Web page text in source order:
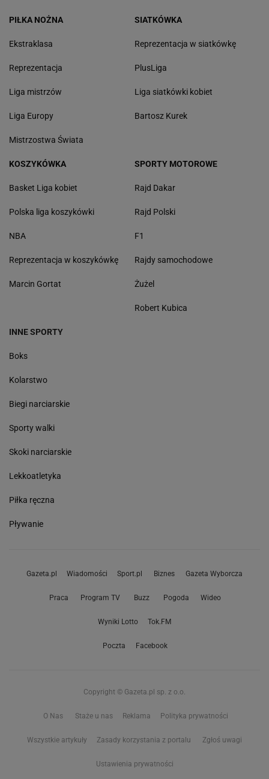
PIŁKA NOŻNA
Ekstraklasa
Reprezentacja
Liga mistrzów
Liga Europy
Mistrzostwa Świata
SIATKÓWKA
Reprezentacja w siatkówkę
PlusLiga
Liga siatkówki kobiet
Bartosz Kurek
KOSZYKÓWKA
Basket Liga kobiet
Polska liga koszykówki
NBA
Reprezentacja w koszykówkę
Marcin Gortat
SPORTY MOTOROWE
Rajd Dakar
Rajd Polski
F1
Rajdy samochodowe
Żużel
Robert Kubica
INNE SPORTY
Boks
Kolarstwo
Biegi narciarskie
Sporty walki
Skoki narciarskie
Lekkoatletyka
Piłka ręczna
Pływanie
Gazeta.pl Wiadomości Sport.pl Biznes Gazeta Wyborcza
Praca Program TV Buzz Pogoda Wideo
Wyniki Lotto Tok.FM
Poczta Facebook
Copyright © Gazeta.pl sp. z o.o.
O Nas Staże u nas Reklama Polityka prywatności
Wszystkie artykuły Zasady korzystania z portalu Zgłoś uwagi
Ustawienia prywatności